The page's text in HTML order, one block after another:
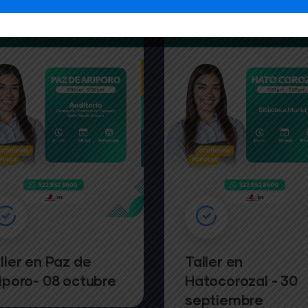
en Paz de
08 octubre
Taller en
Hatocorozal - 30
septiembre